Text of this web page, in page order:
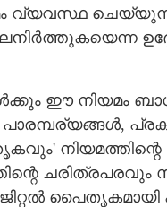
വ്യവസ്ഥ
ഈ നിയമം
നിയമത്തിന്റെ
ചരിത്രപരവും